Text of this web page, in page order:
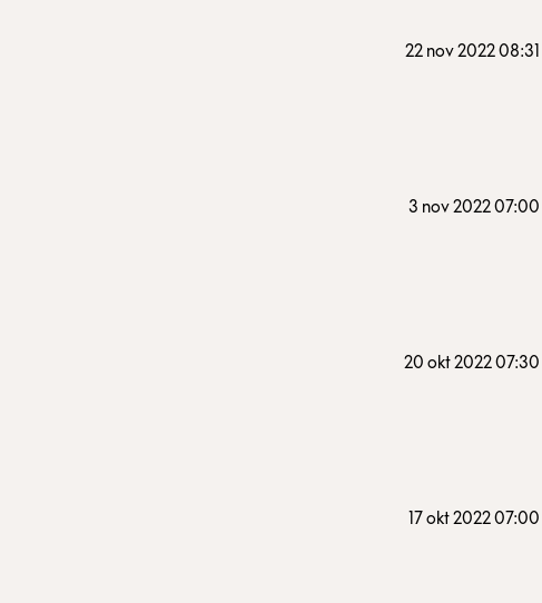
22 nov 2022 08:31
3 nov 2022 07:00
20 okt 2022 07:30
17 okt 2022 07:00